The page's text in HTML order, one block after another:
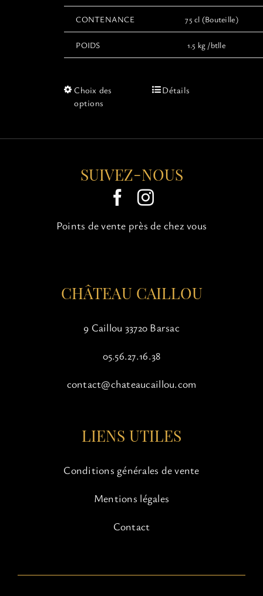
CONTENANCE 75 cl (Bouteille)
POIDS 1.5 kg /btlle
Choix des
options
Ce
variations.
options
peuvent
être
choisies
la
Détails
SUIVEZ-NOUS
Points de vente près de chez vous
CHÂTEAU CAILLOU
9 Caillou 33720 Barsac
05.56.27.16.38
contact@chateaucaillou.com
LIENS UTILES
Conditions générales de vente
Mentions légales
Contact